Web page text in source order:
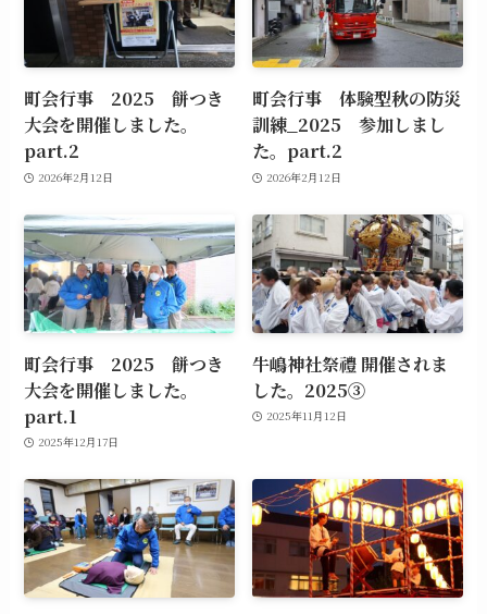
町会行事 2025 餅つき
大会を開催しました。
part.2
2026年2月12日
町会行事 体験型秋の防災
訓練_2025 参加しまし
た。part.2
2026年2月12日
町会行事 2025 餅つき
大会を開催しました。
part.1
2025年12月17日
牛嶋神社祭禮 開催されま
した。2025③
2025年11月12日